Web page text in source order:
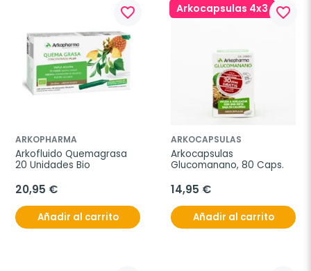
favorite_border
ARKOPHARMA
Arkofluido Quemagrasa
20 Unidades Bio
20,95 €
Añadir al carrito
Arkocapsulas 4x3 favorite_border
ARKOCAPSULAS
Arkocapsulas
Glucomanano, 80 Caps.
14,95 €
Añadir al carrito